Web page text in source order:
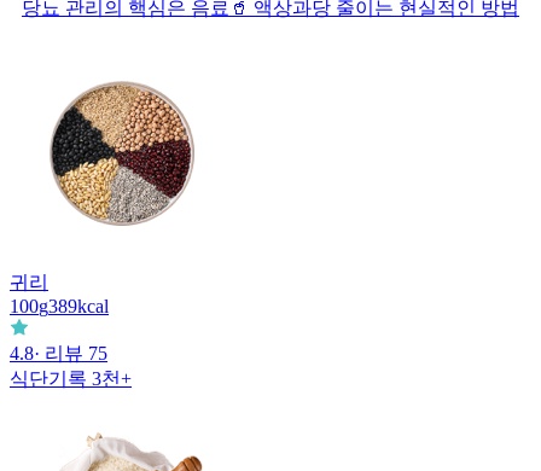
당뇨 관리의 핵심은 음료🥤 액상과당 줄이는 현실적인 방법
귀리
100g389kcal
4.8· 리뷰 75
식단기록 3천+